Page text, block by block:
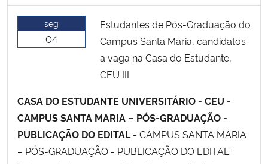
seg
04
Estudantes de Pós-Graduação do
Campus Santa Maria, candidatos
a vaga na Casa do Estudante,
CEU III
CASA DO ESTUDANTE UNIVERSITÁRIO - CEU -
CAMPUS SANTA MARIA – PÓS-GRADUAÇÃO -
PUBLICAÇÃO DO EDITAL- CAMPUS SANTA MARIA
– PÓS-GRADUAÇÃO - PUBLICAÇÃO DO EDITAL: